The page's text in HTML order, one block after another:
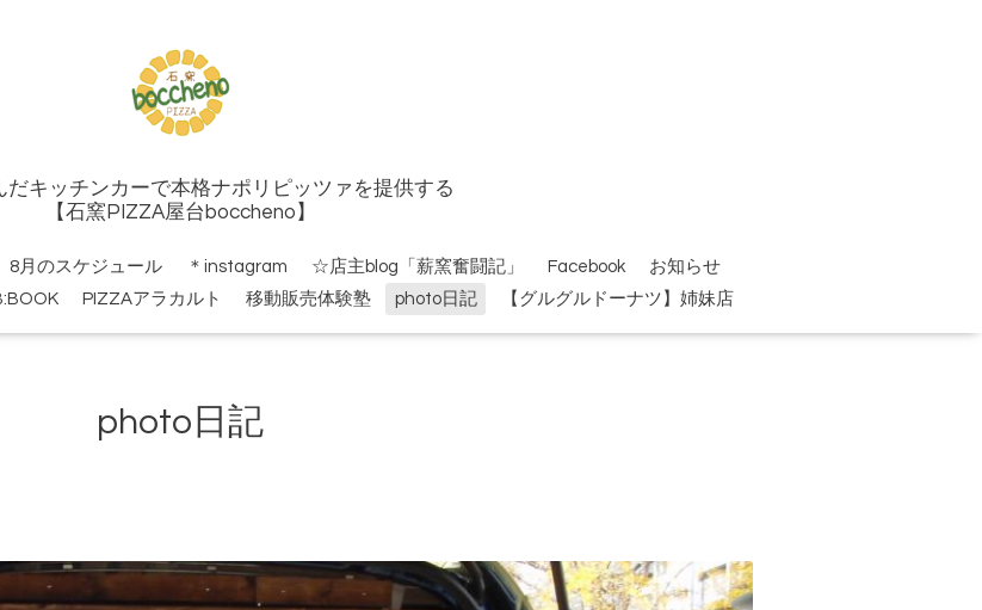
だキッチンカーで本格ナポリピッツァを提供する
【石窯PIZZA屋台boccheno】
8月のスケジュール ＊instagram ☆店主blog「薪窯奮闘記」 Facebook
お知らせ
PIZZAアラカルト 移動販売体験塾 photo日記 【グルグルドーナツ】姉妹店
photo日記